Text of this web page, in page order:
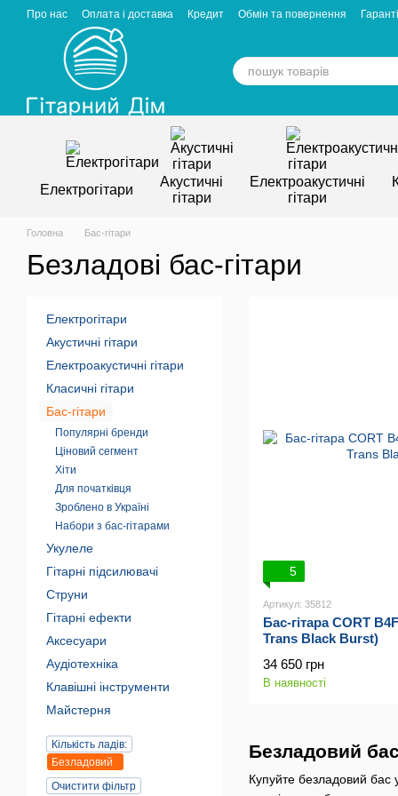
Перейти к основному контенту
Про нас Оплата і доставка Кредит Обмін та повернення
Відгуки про магазин
Електрогітари
Акустичні
гітари
Електроакустичні
гітари
Головна Бас-гітари
Безладові бас-гітари
Безладовий
Купуйте безладовий бас
5
Артикул: 35812
Бас-гітара CORT
Trans Black Burst)
34 650 грн
В наявності
Електрогітари
Акустичні гітари
Електроакустичні гітари
Класичні гітари
Бас-гітари
Популярні бренди
Ціновий сегмент
Хіти
Для початківця
Зроблено в Україні
Набори з бас-гітарами
Укулеле
Гітарні підсилювачі
Струни
Гітарні ефекти
Аксесуари
Аудіотехніка
Клавішні інструменти
Майстерня
Кількість ладів:
Безладовий
Очистити фільтр